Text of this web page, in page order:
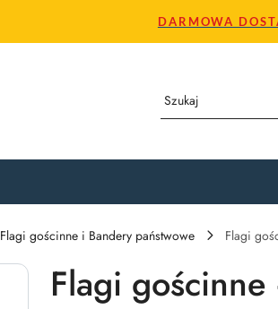
DARMOWA
Flagi gościnne i Bandery państwowe Flagi
Flagi gościnne